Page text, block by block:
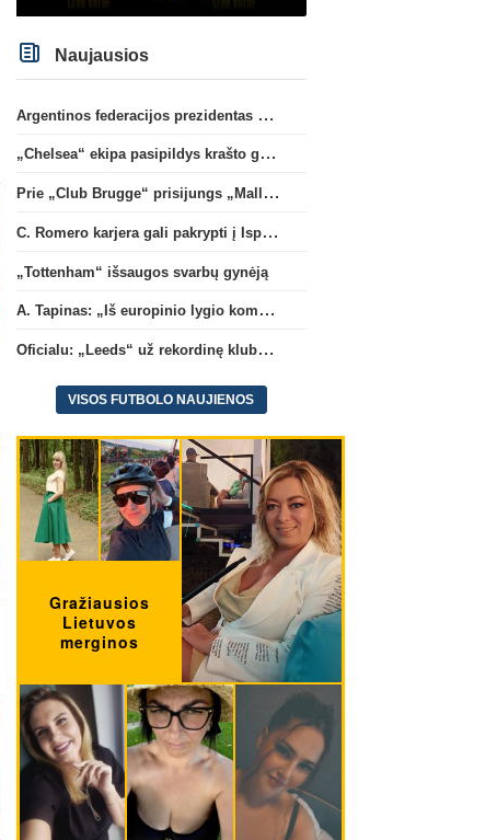
Naujausios
Argentinos federacijos prezidentas C. Tapia negailėjo pagyrų G. Infantino
„Chelsea“ ekipa pasipildys krašto gynėju P. Chavarria
Prie „Club Brugge“ prisijungs „Mallorca“ klube atsiskleidęs J. Virgili
C. Romero karjera gali pakrypti į Ispaniją
„Tottenham“ išsaugos svarbų gynėją
A. Tapinas: „Iš europinio lygio komandos gavom gerų pamokų“
Oficialu: „Leeds“ už rekordinę klubui sumą įsigijo Anglijos rinktinės vartininką
VISOS FUTBOLO NAUJIENOS